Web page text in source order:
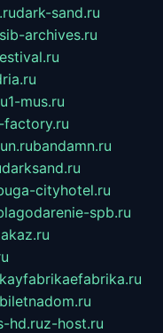
dark-sand.ru
sib-archives.ru
1-mus.ru
factory.ru
bandamn.ru
darksand.ru
cityhotel.ru
spb.ru
biletnadom.ru
hd.ruz-host.ru